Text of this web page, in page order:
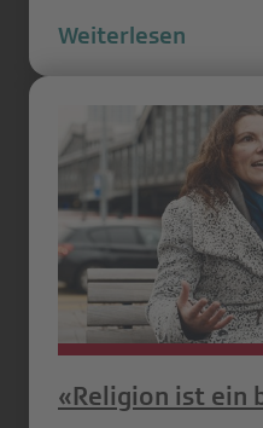
Weiterlesen
«Religion ist ein